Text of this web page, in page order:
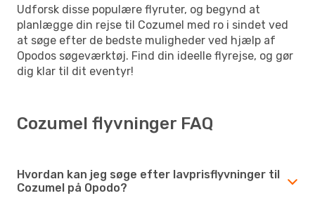
Udforsk disse populære flyruter, og begynd at
planlægge din rejse til Cozumel med ro i sindet ved
at søge efter de bedste muligheder ved hjælp af
Opodos søgeværktøj. Find din ideelle flyrejse, og gør
dig klar til dit eventyr!
Cozumel flyvninger FAQ
Hvordan kan jeg søge efter lavprisflyvninger til
Cozumel på Opodo?